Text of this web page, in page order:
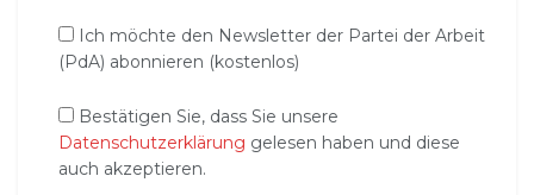
Ich möchte den Newsletter der Partei der Arbeit
(PdA) abonnieren (kostenlos)
Bestätigen Sie, dass Sie unsere
Datenschutzerklärung gelesen haben und diese
auch akzeptieren.